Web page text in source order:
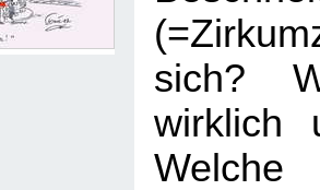
sich?
wirklich
Welche